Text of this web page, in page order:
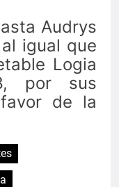
Audrys
igual que
Logia
por sus
de la